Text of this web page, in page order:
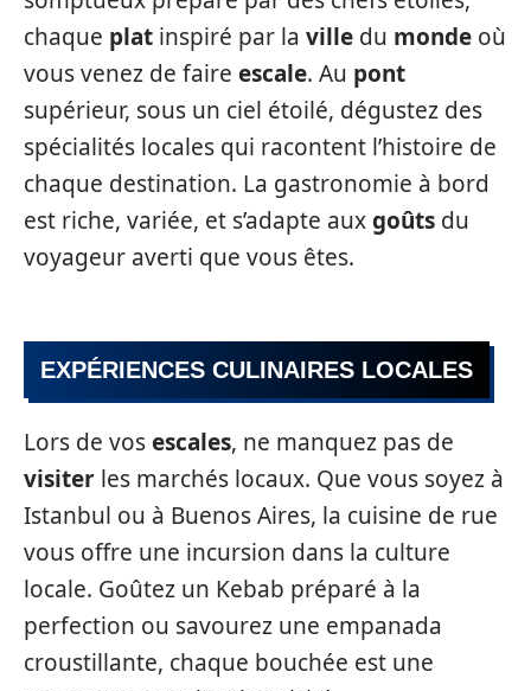
chaque plat inspiré par la ville du monde où
vous venez de faire escale. Au pont
supérieur, sous un ciel étoilé, dégustez des
spécialités locales qui racontent l’histoire de
chaque destination. La gastronomie à bord
est riche, variée, et s’adapte auxgoûts du
voyageur averti que vous êtes.
EXPÉRIENCES CULINAIRES LOCALES
Lors de vosescales, ne manquez pas de
visiter les marchés locaux. Que vous soyez à
Istanbul ou à Buenos Aires, la cuisine de rue
vous offre une incursion dans la culture
locale. Goûtez un Kebab préparé à la
perfection ou savourez une empanada
croustillante, chaque bouchée est une